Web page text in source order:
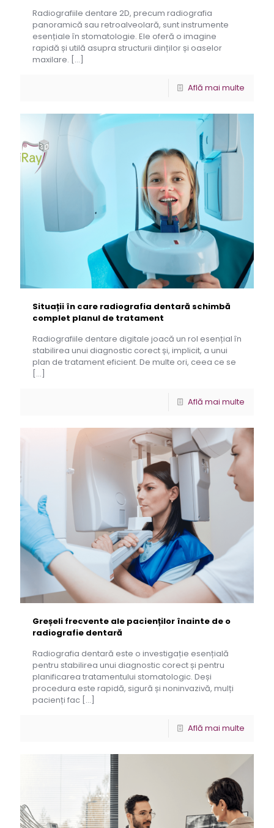
Radiografiile dentare 2D, precum radiografia
panoramică sau retroalveolară, sunt instrumente
esențiale în stomatologie. Ele oferă o imagine
rapidă și utilă asupra structurii dinților și oaselor
maxilare. […]
Află mai multe
Situații în care radiografia dentară schimbă
complet planul de tratament
Radiografiile dentare digitale joacă un rol esențial în
stabilirea unui diagnostic corect și, implicit, a unui
plan de tratament eficient. De multe ori, ceea ce se
[…]
Află mai multe
Greșeli frecvente ale pacienților înainte de o
radiografie dentară
Radiografia dentară este o investigație esențială
pentru stabilirea unui diagnostic corect și pentru
planificarea tratamentului stomatologic. Deși
procedura este rapidă, sigură și noninvazivă, mulți
pacienți fac […]
Află mai multe